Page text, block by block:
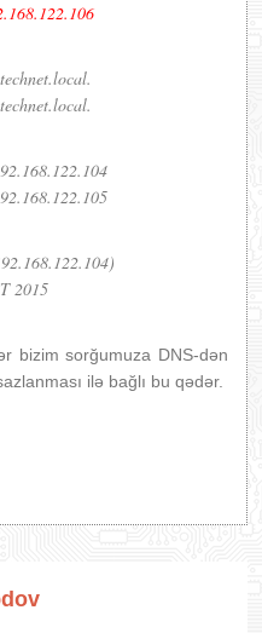
2015
bizim sorğumuza DNS-dən
ilə bağlı bu qədər.